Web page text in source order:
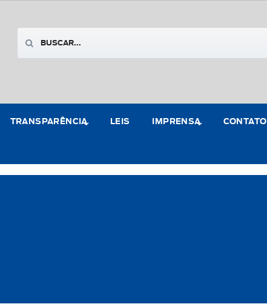
TRANSPARÊNCIA LEIS IMPRENSA CONTATO